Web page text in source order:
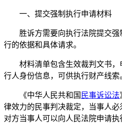
一、提交强制执行申请材料
胜诉方需要向执行法院提交强
行的依据和具体请求。
材料清单包含生效裁判文书，
行人身份信息，可供执行财产线索
《中华人民共和国 民事诉讼法
律效力的民事判决裁定，当事人必
对方当事人可以向人民法院申请